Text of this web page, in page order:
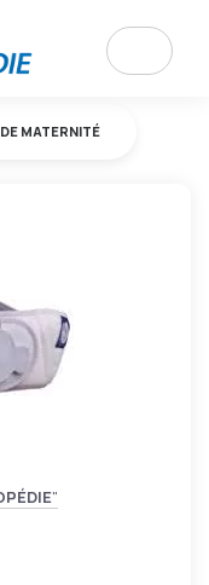
MATERNITÉ
"